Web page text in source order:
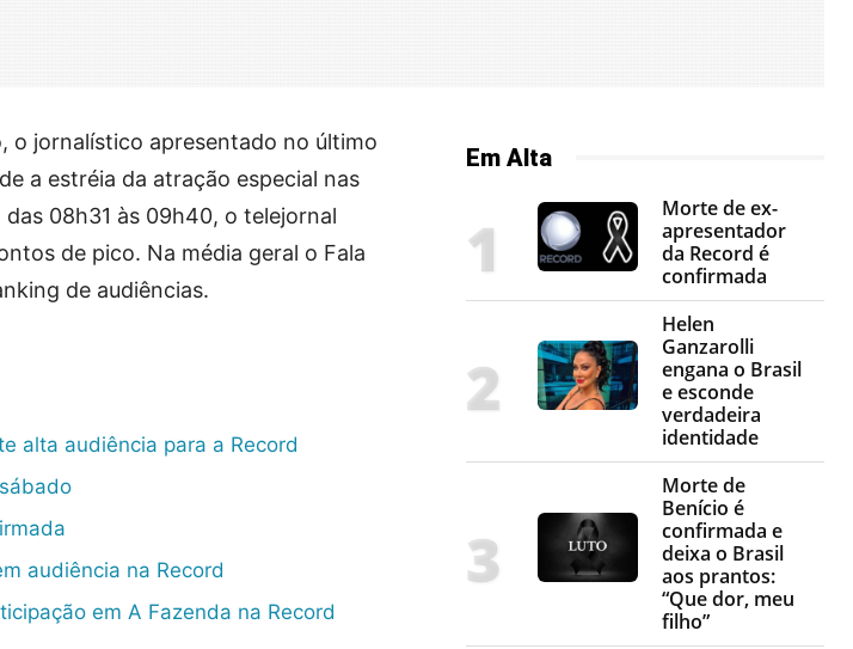
o jornalístico apresentado no último
a estréia da atração especial nas
08h31 às 09h40, o telejornal
de pico. Na média geral o Fala
de audiências.
alta audiência para a Record
audiência na Record
em A Fazenda na Record
Em Alta
Morte de ex-
apresentador
da Record é
confirmada
Helen
Ganzarolli
engana o Brasil
e esconde
verdadeira
identidade
Morte de
Benício é
confirmada e
deixa o Brasil
aos prantos:
“Que dor, meu
filho”